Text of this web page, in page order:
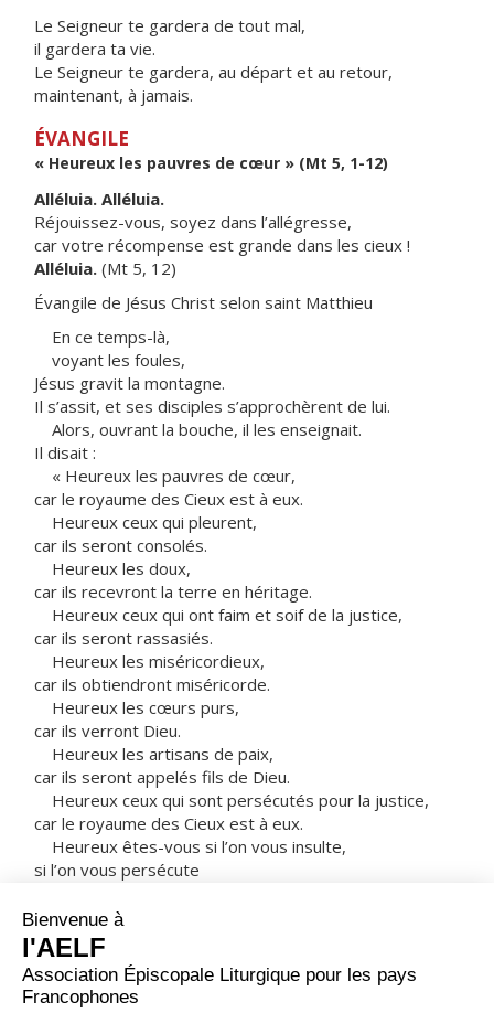
Le Seigneur te gardera de tout mal,
il gardera ta vie.
Le Seigneur te gardera, au départ et au retour,
maintenant, à jamais.
ÉVANGILE
« Heureux les pauvres de cœur » (Mt 5, 1-12)
Alléluia. Alléluia.
Réjouissez-vous, soyez dans l’allégresse,
car votre récompense est grande dans les cieux !
Alléluia. (Mt 5, 12)
Évangile de Jésus Christ selon saint Matthieu
En ce temps-là,
voyant les foules,
Jésus gravit la montagne.
Il s’assit, et ses disciples s’approchèrent de lui.
Alors, ouvrant la bouche, il les enseignait.
Il disait :
« Heureux les pauvres de cœur,
car le royaume des Cieux est à eux.
Heureux ceux qui pleurent,
car ils seront consolés.
Heureux les doux,
car ils recevront la terre en héritage.
Heureux ceux qui ont faim et soif de la justice,
car ils seront rassasiés.
Heureux les miséricordieux,
car ils obtiendront miséricorde.
Heureux les cœurs purs,
car ils verront Dieu.
Heureux les artisans de paix,
car ils seront appelés fils de Dieu.
Heureux ceux qui sont persécutés pour la justice,
car le royaume des Cieux est à eux.
Heureux êtes-vous si l’on vous insulte,
si l’on vous persécute
vous,
à cause de moi.
Réjouissez-vous, soyez dans l’allégresse,
car votre récompense est grande dans les cieux !
C’est ainsi qu’on a persécuté